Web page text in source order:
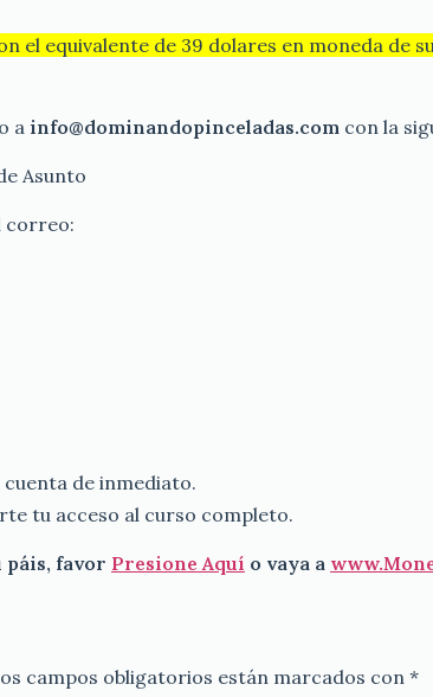
el equivalente de 39 dolares en moneda de
a info@dominandopinceladas.com con la
Asunto
correo:
de inmediato.
tu acceso al curso completo.
páis, favor Presione Aquí o vaya a
campos obligatorios están marcados con *